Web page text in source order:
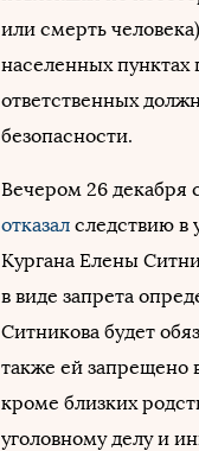
или смерть
населенных пунктах
ответственных
безопасности.
Вечером 26 декабря
отказал следствию в
Кургана Елены
в виде запрета
Ситникова будет
также ей запрещено
кроме близких
уголовному делу и